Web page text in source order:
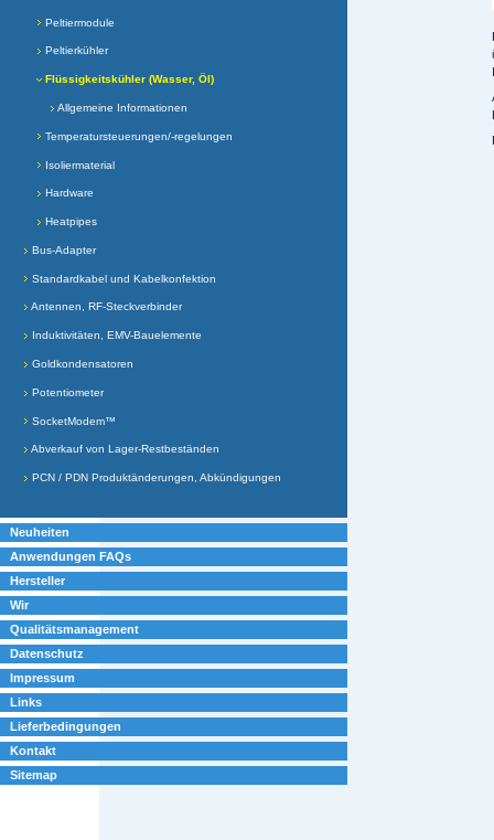
Peltiermodule
Peltierkühler
Flüssigkeitskühler (Wasser, Öl)
Allgemeine Informationen
Temperatursteuerungen/-regelungen
Isoliermaterial
Hardware
Heatpipes
Bus-Adapter
Standardkabel und Kabelkonfektion
Antennen, RF-Steckverbinder
Induktivitäten, EMV-Bauelemente
Goldkondensatoren
Potentiometer
SocketModem™
Abverkauf von Lager-Restbeständen
PCN / PDN Produktänderungen, Abkündigungen
Neuheiten
Anwendungen FAQs
Hersteller
Wir
Qualitätsmanagement
Datenschutz
Impressum
Links
Lieferbedingungen
Kontakt
Sitemap